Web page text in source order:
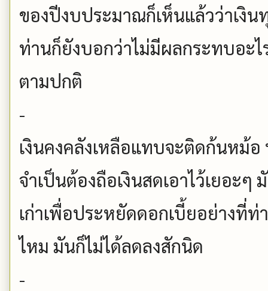
ของปีงบประมาณก็เห็นแล้วว่าเงิ
ท่านก็ยังบอกว่าไม่มีผลกระทบอะไ
ตามปกติ
-
เงินคงคลังเหลือแทบจะติดก้นหม้
จำเป็นต้องถือเงินสดเอาไว้เยอะ
เก่าเพื่อประหยัดดอกเบี้ยอย่างที่
ไหม มันก็ไม่ได้ลดลงสักนิด
-